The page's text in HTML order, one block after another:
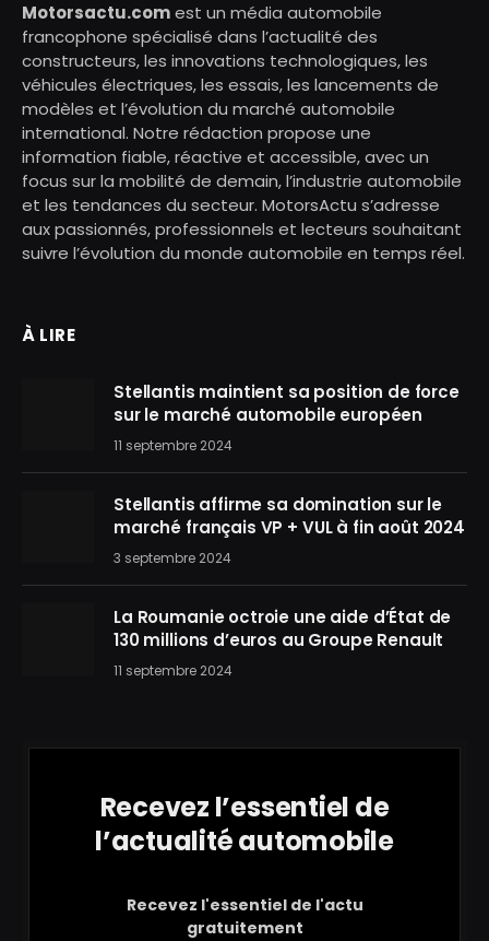
Motorsactu.comest un média automobile
francophone spécialisé dans l’actualité des
constructeurs, les innovations technologiques, les
véhicules électriques, les essais, les lancements de
modèles et l’évolution du marché automobile
international. Notre rédaction propose une
information fiable, réactive et accessible, avec un
focus sur la mobilité de demain, l’industrie automobile
et les tendances du secteur. MotorsActu s’adresse
aux passionnés, professionnels et lecteurs souhaitant
suivre l’évolution du monde automobile en temps réel.
À LIRE
Stellantis maintient sa position de force
sur le marché automobile européen
11 septembre 2024
Stellantis affirme sa domination sur le
marché français VP + VUL à fin août 2024
3 septembre 2024
La Roumanie octroie une aide d’État de
130 millions d’euros au Groupe Renault
11 septembre 2024
Recevez l’essentiel de
l’actualité automobile
Recevez l'essentiel de l'actu
gratuitement